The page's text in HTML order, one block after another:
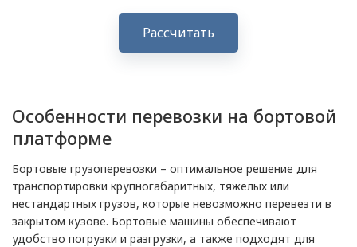
Рассчитать
Особенности перевозки на бортовой
платформе
Бортовые грузоперевозки – оптимальное решение для
транспортировки крупногабаритных, тяжелых или
нестандартных грузов, которые невозможно перевезти в
закрытом кузове. Бортовые машины обеспечивают
удобство погрузки и разгрузки, а также подходят для